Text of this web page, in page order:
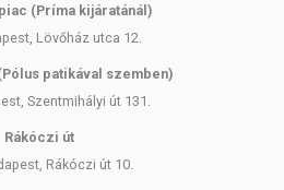
(Príma kijáratánál)
Lövőház utca 12.
patikával szemben)
Szentmihályi út 131.
Rákóczi út
Rákóczi út 10.